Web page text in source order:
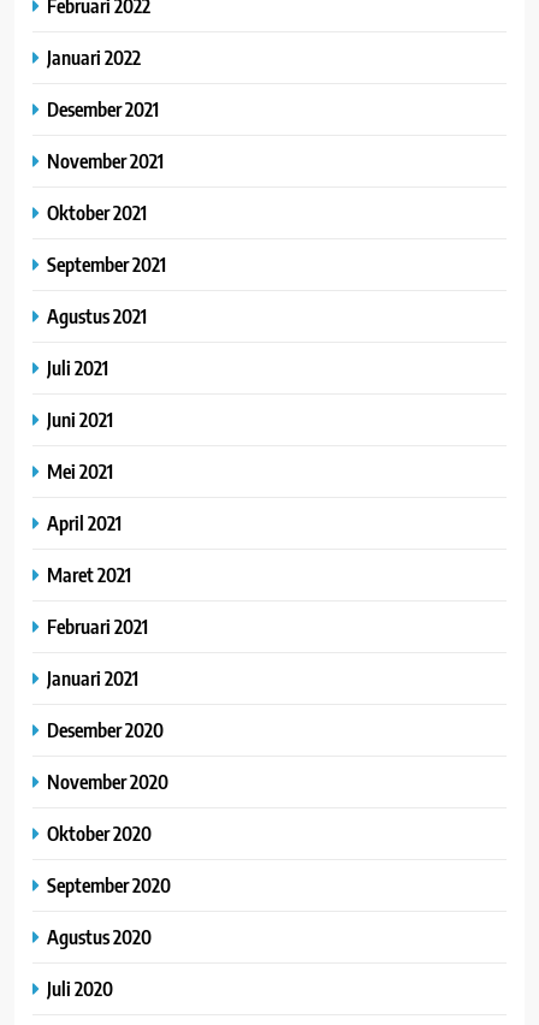
Februari 2022
Januari 2022
Desember 2021
November 2021
Oktober 2021
September 2021
Agustus 2021
Juli 2021
Juni 2021
Mei 2021
April 2021
Maret 2021
Februari 2021
Januari 2021
Desember 2020
November 2020
Oktober 2020
September 2020
Agustus 2020
Juli 2020